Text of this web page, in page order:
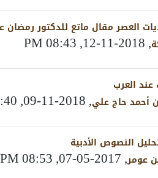
العصر مقال ماتع للدكتور رمضان
,
2018-11-12, 08:43 PM
عند العرب
أحمد حاج علي,
2018-11-09, 11:40 PM
النصوص الأدبية
عومر,
2017-05-07, 08:53 PM